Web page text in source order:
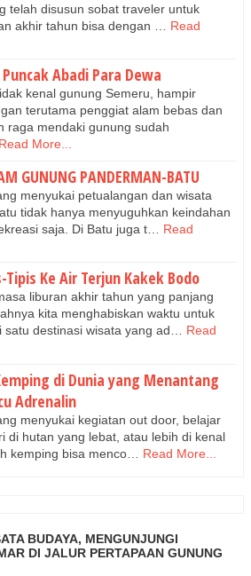
telah disusun sobat traveler untuk
akhir tahun bisa dengan …
Read
Abadi Para Dewa
kenal gunung Semeru, hampir
terutama penggiat alam bebas dan
raga mendaki gunung sudah
Read More...
GUNUNG PANDERMAN-BATU
menyukai petualangan dan wisata
tidak hanya menyuguhkan keindahan
saja. Di Batu juga t…
Read
Tipis Ke Air Terjun Kakek Bodo
liburan akhir tahun yang panjang
kita menghabiskan waktu untuk
satu destinasi wisata yang ad…
Read
di Dunia yang Menantang
Adrenalin
menyukai kegiatan out door, belajar
di hutan yang lebat, atau lebih di kenal
kemping bisa menco…
Read More...
BUDAYA, MENGUNJUNGI
DI JALUR PERTAPAAN GUNUNG